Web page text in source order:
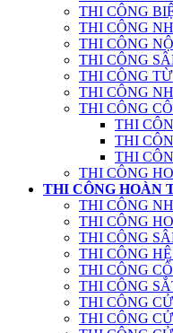
THI CÔNG
THI CÔNG
THI CÔNG
THI CÔNG
THI CÔNG
THI CÔNG
THI CÔNG
THI
THI
THI
THI CÔNG
THI CÔNG HOÀN
THI CÔNG
THI CÔNG
THI CÔNG
THI CÔNG
THI CÔNG
THI CÔNG
THI CÔNG
THI CÔNG